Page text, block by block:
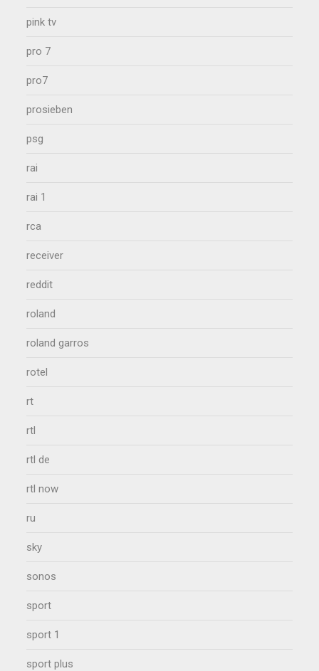
pink tv
pro 7
pro7
prosieben
psg
rai
rai 1
rca
receiver
reddit
roland
roland garros
rotel
rt
rtl
rtl de
rtl now
ru
sky
sonos
sport
sport 1
sport plus